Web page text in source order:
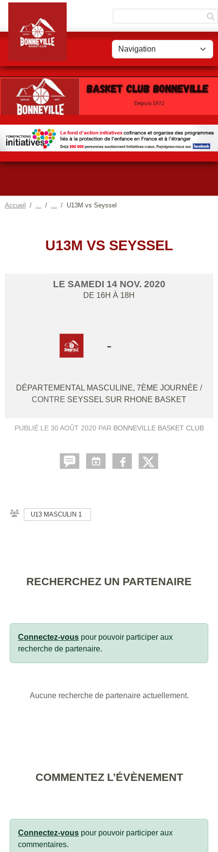
Accueil U13M vs Seyssel
U13M VS SEYSSEL
LE SAMEDI 14 NOV. 2020
DE 16H À 18H
-
DÉPARTEMENTAL MASCULINE, 7ÈME JOURNÉE /
CONTRE SEYSSEL SUR RHONE BASKET
PUBLIÉ LE 30 AOÛT 2020 PAR BONNEVILLE BASKET CLUB
U13 MASCULIN 1
RECHERCHEZ UN PARTENAIRE
Connectez-vous pour pouvoir participer aux
recherche de partenaire.
Aucune recherche de partenaire actuellement.
COMMENTEZ L’ÉVÈNEMENT
Connectez-vous pour pouvoir participer aux
commentaires.